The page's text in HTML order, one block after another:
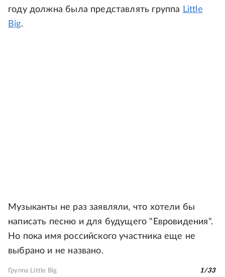
году должна была представлять группа Little
Big.
Музыканты не раз заявляли, что хотели бы
написать песню и для будущего "Евровидения".
Но пока имя российского участника еще не
выбрано и не названо.
Группа Little Big 1/33